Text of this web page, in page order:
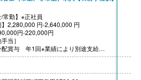
/常勤】※正社員
】2,280,000 円-2,640,000 円
円-220,000円
当］
配賞与 年1回※業績により別途支給
1回（50,000円-170,000円分）※前年度実績
】あり（上限36,000円/月）
り（1月あたり800円-2,400円）※前年度実績